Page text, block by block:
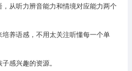
从听力辨音能力和情境对应能力两个
养语感，不用太关注听懂每一个单
感兴趣的资源。